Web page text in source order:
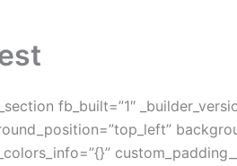
fb_built=”1″